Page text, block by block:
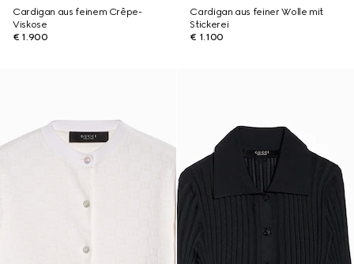
Cardigan aus feinem Crêpe-
Viskose
€ 1.900
Cardigan aus feiner Wolle mit
Stickerei
€ 1.100